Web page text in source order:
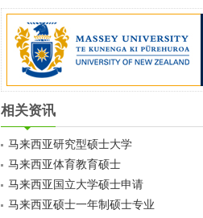
相关资讯
马来西亚研究型硕士大学
马来西亚体育教育硕士
马来西亚国立大学硕士申请
马来西亚硕士一年制硕士专业